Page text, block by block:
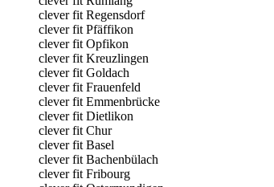
clever fit Regensdorf
clever fit Pfäffikon
clever fit Opfikon
clever fit Kreuzlingen
clever fit Goldach
clever fit Frauenfeld
clever fit Emmenbrücke
clever fit Dietlikon
clever fit Chur
clever fit Basel
clever fit Bachenbülach
clever fit Fribourg